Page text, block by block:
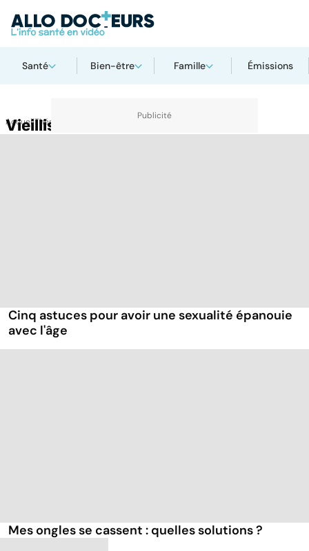
Santé Bien-être Famille Émissions
AccueilThématiques
Vieillissement
Cinq astuces pour avoir une sexualité épanouie
avec l'âge
Mes ongles se cassent : quelles solutions ?